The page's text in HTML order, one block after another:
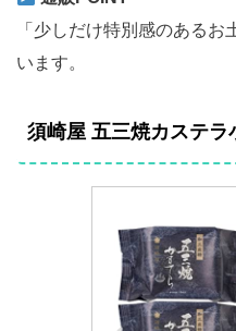
「少しだけ特別感のある
います。
須崎屋 五三焼カステラ